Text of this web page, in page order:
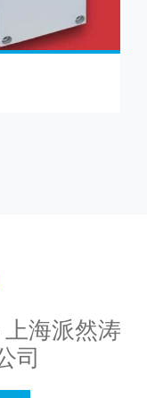
上海派然涛
司